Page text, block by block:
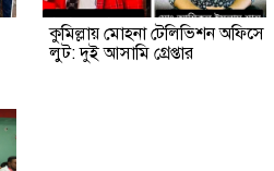
কুমিল্লায় মোহনা টেলিভিশন অফিসে
লুট: দুই আসামি গ্রেপ্তার